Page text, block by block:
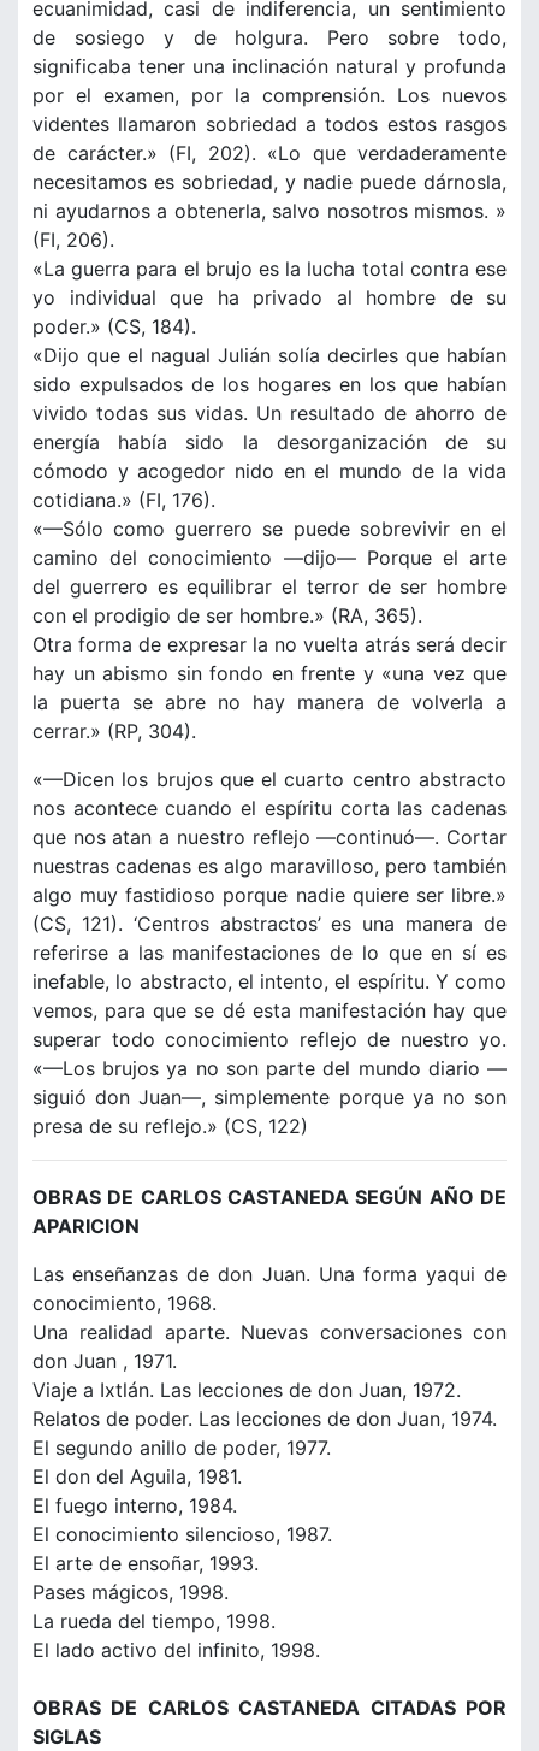
ecuanimidad, casi de indiferencia, un sentimiento
de sosiego y de holgura. Pero sobre todo,
significaba tener una inclinación natural y profunda
por el examen, por la comprensión. Los nuevos
videntes llamaron sobriedad a todos estos rasgos
de carácter.» (FI, 202). «Lo que verdaderamente
necesitamos es sobriedad, y nadie puede dárnosla,
ni ayudarnos a obtenerla, salvo nosotros mismos. »
(FI, 206).
«La guerra para el brujo es la lucha total contra ese
yo individual que ha privado al hombre de su
poder.» (CS, 184).
«Dijo que el nagual Julián solía decirles que habían
sido expulsados de los hogares en los que habían
vivido todas sus vidas. Un resultado de ahorro de
energía había sido la desorganización de su
cómodo y acogedor nido en el mundo de la vida
cotidiana.» (FI, 176).
«—Sólo como guerrero se puede sobrevivir en el
camino del conocimiento —dijo— Porque el arte
del guerrero es equilibrar el terror de ser hombre
con el prodigio de ser hombre.» (RA, 365).
Otra forma de expresar la no vuelta atrás será decir
hay un abismo sin fondo en frente y «una vez que
la puerta se abre no hay manera de volverla a
cerrar.» (RP, 304).
«—Dicen los brujos que el cuarto centro abstracto
nos acontece cuando el espíritu corta las cadenas
que nos atan a nuestro reflejo —continuó—. Cortar
nuestras cadenas es algo maravilloso, pero también
algo muy fastidioso porque nadie quiere ser libre.»
(CS, 121). ‘Centros abstractos’ es una manera de
referirse a las manifestaciones de lo que en sí es
inefable, lo abstracto, el intento, el espíritu. Y como
vemos, para que se dé esta manifestación hay que
superar todo conocimiento reflejo de nuestro yo.
«—Los brujos ya no son parte del mundo diario —
siguió don Juan—, simplemente porque ya no son
presa de su reflejo.» (CS, 122)
OBRAS DE CARLOS CASTANEDA SEGÚN AÑO DE
APARICION
Las enseñanzas de don Juan. Una forma yaqui de
conocimiento, 1968.
Una realidad aparte. Nuevas conversaciones con
don Juan , 1971.
Viaje a Ixtlán. Las lecciones de don Juan, 1972.
Relatos de poder. Las lecciones de don Juan, 1974.
El segundo anillo de poder, 1977.
El don del Aguila, 1981.
El fuego interno, 1984.
El conocimiento silencioso, 1987.
El arte de ensoñar, 1993.
Pases mágicos, 1998.
La rueda del tiempo, 1998.
El lado activo del infinito, 1998.
OBRAS DE CARLOS CASTANEDA CITADAS POR
SIGLAS